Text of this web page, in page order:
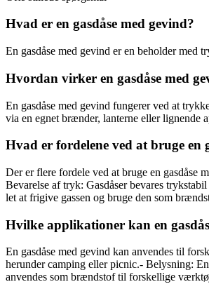
Hvad er en gasdåse med gevind?
En gasdåse med gevind er en beholder
Hvordan virker en gasdåse med
En gasdåse med gevind fungerer ved at
via en egnet brænder, lanterne eller lignende
Hvad er fordelene ved at bruge en
Der er flere fordele ved at bruge en gasdåse
Bevarelse af tryk: Gasdåser bevares
let at frigive gassen og bruge den som
Hvilke applikationer kan en
En gasdåse med gevind kan anvendes til
herunder camping eller picnic.- Belysning:
anvendes som brændstof til forskellige